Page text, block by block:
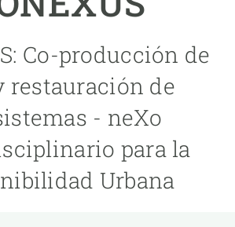
Co-producción de
restauración de
- neXo
para la
Urbana